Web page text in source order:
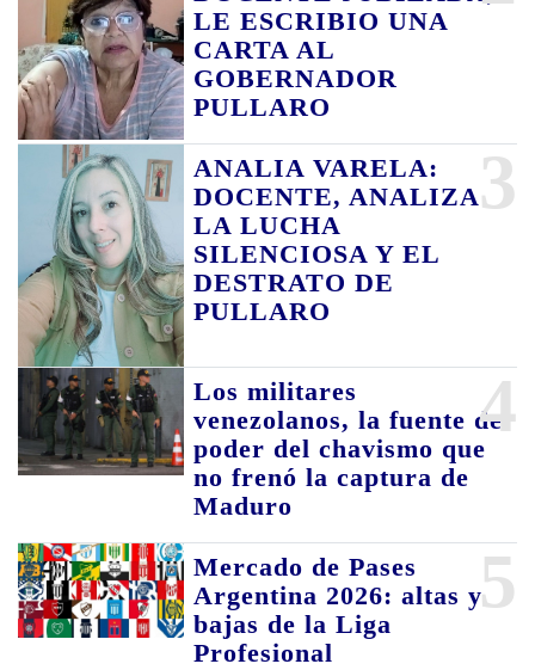
LE ESCRIBIO UNA
CARTA AL
GOBERNADOR
PULLARO
3
ANALIA VARELA:
DOCENTE, ANALIZA
LA LUCHA
SILENCIOSA Y EL
DESTRATO DE
PULLARO
4
Los militares
venezolanos, la fuente de
poder del chavismo que
no frenó la captura de
Maduro
5
Mercado de Pases
Argentina 2026: altas y
bajas de la Liga
Profesional